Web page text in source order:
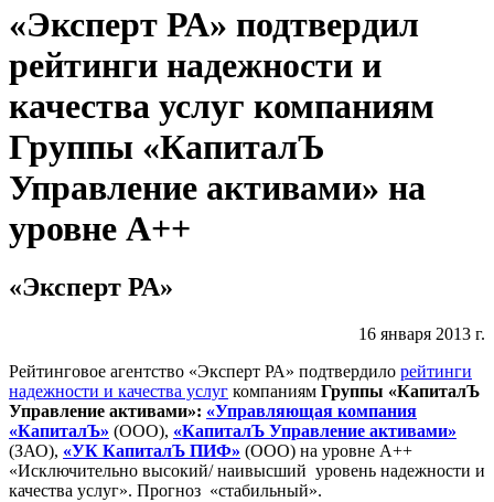
«Эксперт РА» подтвердил
рейтинги надежности и
качества услуг компаниям
Группы «КапиталЪ
Управление активами» на
уровне А++
«Эксперт РА»
16 января 2013 г.
Рейтинговое агентство «Эксперт РА» подтвердило рейтинги
надежности и качества услуг компаниям Группы «КапиталЪ
Управление активами»: «Управляющая компания
«КапиталЪ» (ООО), «КапиталЪ Управление активами»
(ЗАО), «УК КапиталЪ ПИФ» (ООО) на уровне А++
«Исключительно высокий/ наивысший уровень надежности и
качества услуг». Прогноз «стабильный».